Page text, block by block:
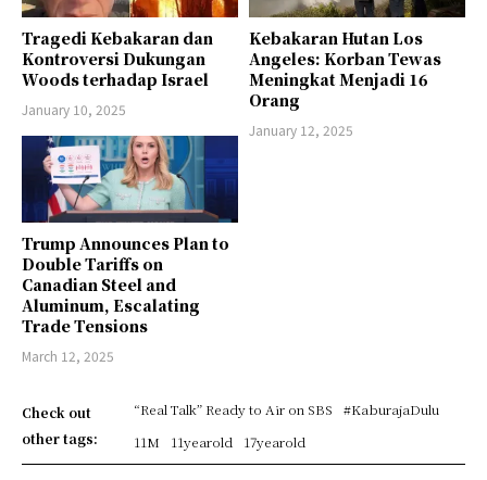
Tragedi Kebakaran dan
Kontroversi Dukungan
Woods terhadap Israel
January 10, 2025
Kebakaran Hutan Los
Angeles: Korban Tewas
Meningkat Menjadi 16
Orang
January 12, 2025
Trump Announces Plan to
Double Tariffs on
Canadian Steel and
Aluminum, Escalating
Trade Tensions
March 12, 2025
Check out
other tags:
“Real Talk” Ready to Air on SBS
#KaburajaDulu
11M
11yearold 17yearold